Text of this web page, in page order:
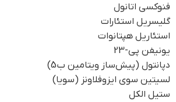
فنوکسی اتانول
گلیسریل استئارات
استئاریل هپتانوات
یونیفن پی-23
دپانتول (پیش‌ساز ویتامین ب5)
لسیتین سوی ایزوفلاونز (سویا)
ستیل الکل